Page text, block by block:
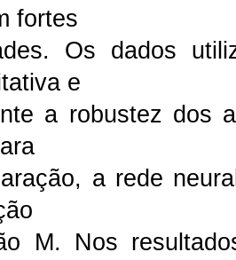
fortes
Os dados
e
a robustez dos
a rede
M. Nos